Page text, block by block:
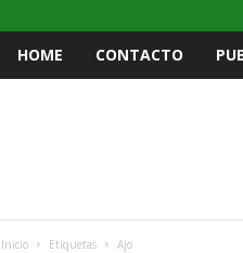
HOME CONTACTO
Inicio Etiquetas Ajo